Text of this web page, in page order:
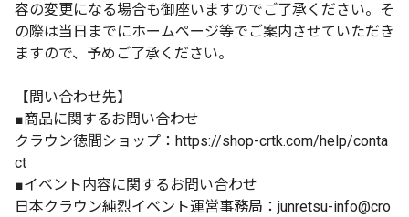
容の変更になる場合も御座いますのでご了承ください。そ
の際は当日までにホームページ等でご案内させていただき
ますので、予めご了承ください。
【問い合わせ先】
■商品に関するお問い合わせ
クラウン徳間ショップ：https://shop-crtk.com/help/conta
ct
■イベント内容に関するお問い合わせ
日本クラウン純烈イベント運営事務局：junretsu-info@cro